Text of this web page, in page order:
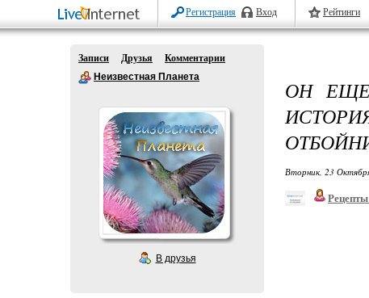
Регистрация Вход Рейтинги
Записи Друзья
Комментарии
Неизвестная Планета
В друзья
ОН
Вторник, 23